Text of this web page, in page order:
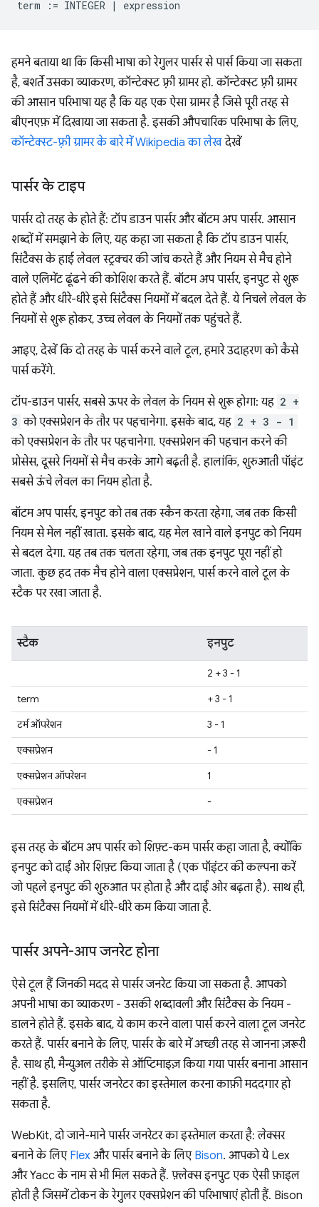
term := INTEGER | expression
हमने बताया था कि किसी भाषा को रेगुलर पार्सर से पार्स किया जा सकता
है, बशर्ते उसका व्याकरण, कॉन्टेक्स्ट फ़्री ग्रामर हो. कॉन्टेक्स्ट फ़्री ग्रामर
की आसान परिभाषा यह है कि यह एक ऐसा ग्रामर है जिसे पूरी तरह से
बीएनएफ़ में दिखाया जा सकता है. इसकी औपचारिक परिभाषा के लिए,
कॉन्टेक्स्ट-फ़्री ग्रामर के बारे में Wikipedia का लेखदेखें
पार्सर के टाइप
पार्सर दो तरह के होते हैं: टॉप डाउन पार्सर और बॉटम अप पार्सर. आसान
शब्दों में समझाने के लिए, यह कहा जा सकता है कि टॉप डाउन पार्सर,
सिंटैक्स के हाई लेवल स्ट्रक्चर की जांच करते हैं और नियम से मैच होने
वाले एलिमेंट ढूंढने की कोशिश करते हैं. बॉटम अप पार्सर, इनपुट से शुरू
होते हैं और धीरे-धीरे इसे सिंटैक्स नियमों में बदल देते हैं. ये निचले लेवल के
नियमों से शुरू होकर, उच्च लेवल के नियमों तक पहुंचते हैं.
आइए, देखें कि दो तरह के पार्स करने वाले टूल, हमारे उदाहरण को कैसे
पार्स करेंगे.
टॉप-डाउन पार्सर, सबसे ऊपर के लेवल के नियम से शुरू होगा: यह 2 +
3 को एक्सप्रेशन के तौर पर पहचानेगा. इसके बाद, यह 2 + 3 - 1
को एक्सप्रेशन के तौर पर पहचानेगा. एक्सप्रेशन की पहचान करने की
प्रोसेस, दूसरे नियमों से मैच करके आगे बढ़ती है. हालांकि, शुरुआती पॉइंट
सबसे ऊंचे लेवल का नियम होता है.
बॉटम अप पार्सर, इनपुट को तब तक स्कैन करता रहेगा, जब तक किसी
नियम से मेल नहीं खाता. इसके बाद, यह मेल खाने वाले इनपुट को नियम
से बदल देगा. यह तब तक चलता रहेगा, जब तक इनपुट पूरा नहीं हो
जाता. कुछ हद तक मैच होने वाला एक्सप्रेशन, पार्स करने वाले टूल के
स्टैक पर रखा जाता है.
स्टैक इनपुट
2 + 3 - 1
term
+ 3 - 1
टर्म ऑपरेशन
3 - 1
एक्सप्रेशन
- 1
एक्सप्रेशन ऑपरेशन
1
एक्सप्रेशन
-
इस तरह के बॉटम अप पार्सर को शिफ़्ट-कम पार्सर कहा जाता है, क्योंकि
इनपुट को दाईं ओर शिफ़्ट किया जाता है (एक पॉइंटर की कल्पना करें
जो पहले इनपुट की शुरुआत पर होता है और दाईं ओर बढ़ता है). साथ ही,
इसे सिंटैक्स नियमों में धीरे-धीरे कम किया जाता है.
पार्सर अपने-आप जनरेट होना
ऐसे टूल हैं जिनकी मदद से पार्सर जनरेट किया जा सकता है. आपको
अपनी भाषा का व्याकरण - उसकी शब्दावली और सिंटैक्स के नियम -
डालने होते हैं. इसके बाद, ये काम करने वाला पार्स करने वाला टूल जनरेट
करते हैं. पार्सर बनाने के लिए, पार्सर के बारे में अच्छी तरह से जानना ज़रूरी
है. साथ ही, मैन्युअल तरीके से ऑप्टिमाइज़ किया गया पार्सर बनाना आसान
नहीं है. इसलिए, पार्सर जनरेटर का इस्तेमाल करना काफ़ी मददगार हो
सकता है.
WebKit, दो जाने-माने पार्सर जनरेटर का इस्तेमाल करता है: लेक्सर
बनाने के लिए Flex और पार्सर बनाने के लिए Bison. आपको ये Lex
और Yacc के नाम से भी मिल सकते हैं. फ़्लेक्स इनपुट एक ऐसी फ़ाइल
होती है जिसमें टोकन के रेगुलर एक्सप्रेशन की परिभाषाएं होती हैं. Bison